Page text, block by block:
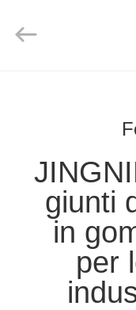
MOSTRA
Songjiang
Jingning
giunti
in
per